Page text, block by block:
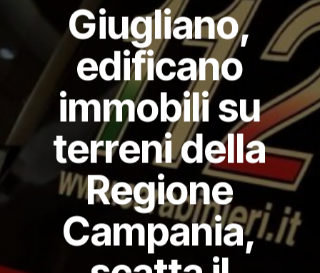
Giugliano,
edificano
immobili su
terreni della
Regione
Campania,